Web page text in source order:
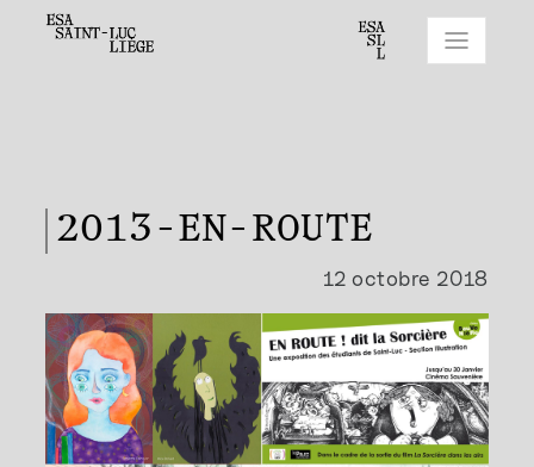
2013-EN-ROUTE
12 octobre 2018